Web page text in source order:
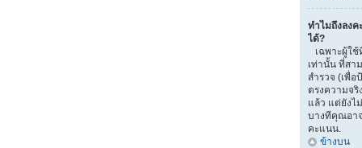
ทำไมถึงลง
ได้?
เฉพาะผู้ใ
เท่านั้น ที่สา
สำรวจ (เพื่
ตรงความจ
แล้ว แต่ยังไ
บางทีคุณอา
คะแนน.
ข้างบน